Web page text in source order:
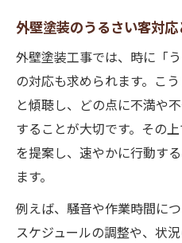
外壁塗装のうるさい客対
外壁塗装工事では、時に「
の対応も求められます。こ
と傾聴し、どの点に不満や
することが大切です。その
を提案し、速やかに行動す
ます。
例えば、騒音や作業時間に
スケジュールの調整や、状